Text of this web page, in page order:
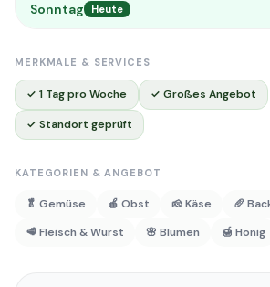
Sonntag Heute
MERKMALE & SERVICES
✓ 1 Tag pro Woche ✓ Großes Angebot
✓ Standort geprüft
KATEGORIEN & ANGEBOT
🥬 Gemüse 🍎 Obst 🧀 Käse
🥖
🥩 Fleisch & Wurst
🌸 Blumen 🍯 Honig